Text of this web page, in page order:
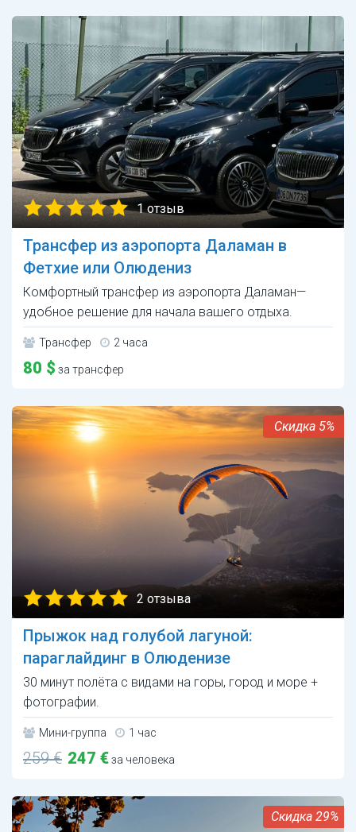
1 отзыв
Трансфер из аэропорта Даламан в
Фетхие или Олюдениз
Комфортный трансфер из аэропорта Даламан—
удобное решение для начала вашего отдыха.
Трансфер 2 часа
80 $ за трансфер
5%
2 отзыва
Прыжок над голубой лагуной:
параглайдинг в Олюденизе
30 минут полёта с видами на горы, город и море +
фотографии.
Мини-группа 1 час
259 € 247 €за человека
29%